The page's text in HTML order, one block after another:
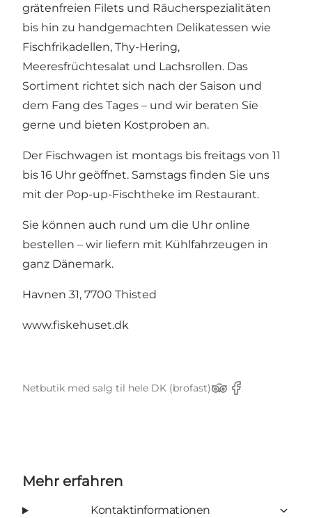
grätenfreien Filets und Räucherspezialitäten
bis hin zu handgemachten Delikatessen wie
Fischfrikadellen, Thy-Hering,
Meeresfrüchtesalat und Lachsrollen. Das
Sortiment richtet sich nach der Saison und
dem Fang des Tages – und wir beraten Sie
gerne und bieten Kostproben an.
Der Fischwagen ist montags bis freitags von 11
bis 16 Uhr geöffnet. Samstags finden Sie uns
mit der Pop-up-Fischtheke im Restaurant.
Sie können auch rund um die Uhr online
bestellen – wir liefern mit Kühlfahrzeugen in
ganz Dänemark.
Havnen 31, 7700 Thisted
www.fiskehuset.dk
Netbutik med salg til hele DK (brofast)
TripAdvisor
Facebook
Mehr erfahren
Kontaktinformationen